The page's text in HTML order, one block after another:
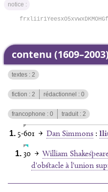
notice :
contenu (1609–2003)
textes : 2
fiction : 2 rédactionnel : 0
francophone : 0 traduit : 2
5‑601 → Dan Simmons :
30 → William
d'obstacle à l'union